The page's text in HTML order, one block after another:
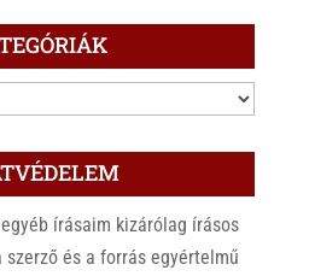
írásaim kizárólag írásos
szerző és a forrás egyértelmű